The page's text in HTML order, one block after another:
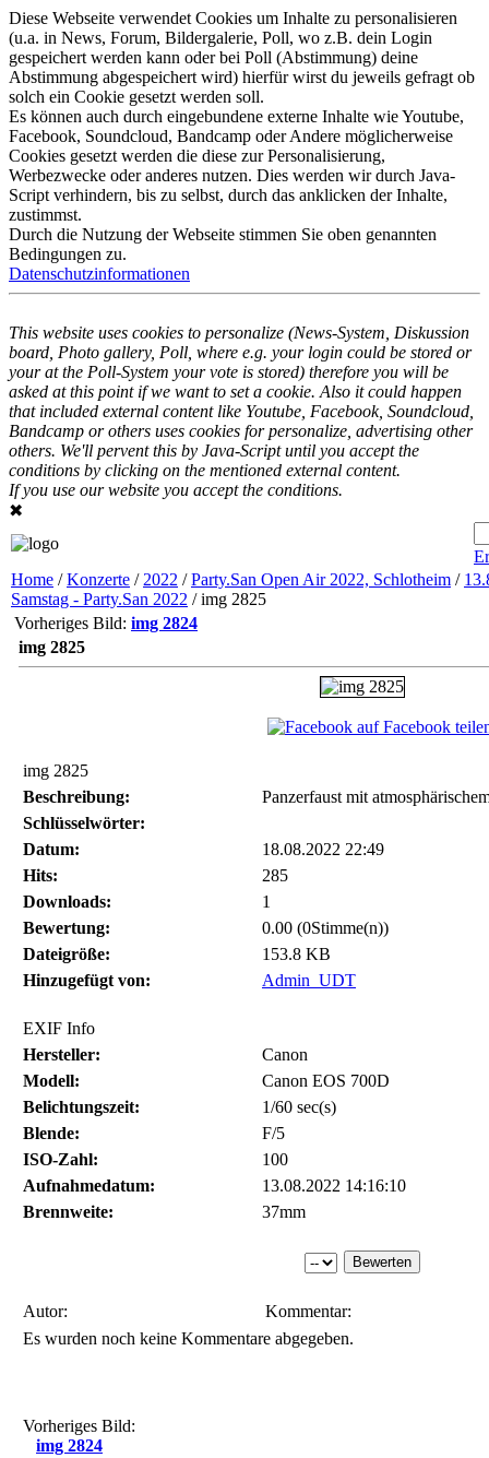
Diese Webseite verwendet Cookies um Inhalte zu personalisieren
(u.a. in News, Forum, Bildergalerie, Poll, wo z.B. dein Login
gespeichert werden kann oder bei Poll (Abstimmung) deine
Abstimmung abgespeichert wird) hierfür wirst du jeweils gefragt ob
solch ein Cookie gesetzt werden soll.
Es können auch durch eingebundene externe Inhalte wie Youtube,
Facebook, Soundcloud, Bandcamp oder Andere möglicherweise
Cookies gesetzt werden die diese zur Personalisierung,
Werbezwecke oder anderes nutzen. Dies werden wir durch Java-
Script verhindern, bis zu selbst, durch das anklicken der Inhalte,
zustimmst.
Durch die Nutzung der Webseite stimmen Sie oben genannten
Bedingungen zu.
Datenschutzinformationen
This website uses cookies to personalize (News-System, Diskussion
board, Photo gallery, Poll, where e.g. your login could be stored or
your at the Poll-System your vote is stored) therefore you will be
asked at this point if we want to set a cookie. Also it could happen
that included external content like Youtube, Facebook, Soundcloud,
Bandcamp or others uses cookies for personalize, advertising other
others. We'll pervent this by Java-Script until you accept the
conditions by clicking on the mentioned external content.
If you use our website you accept the conditions.
✖
Home /Konzerte / 2022 /Party.San Open Air 2022, Schlotheim /
Samstag - Party.San 2022 / img 2825
Vorheriges Bild: img 2824
img 2825
auf Facebook
img 2825
Beschreibung:
Panzerfaust mit
Schlüsselwörter:
Datum:
18.08.2022 22:49
Hits:
285
Downloads:
1
Bewertung:
0.00 (0Stimme(n))
Dateigröße:
153.8 KB
Hinzugefügt von:
Admin_UDT
EXIF Info
Hersteller:
Canon
Modell:
Canon EOS 700D
Belichtungszeit:
1/60 sec(s)
Blende:
F/5
ISO-Zahl:
100
Aufnahmedatum:
13.08.2022 14:16:10
Brennweite:
37mm
Autor:
Kommentar:
Es wurden noch keine Kommentare abgegeben.
Vorheriges Bild:
img 2824